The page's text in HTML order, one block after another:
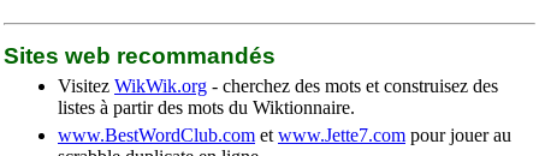
Sites web recommandés
Visitez WikWik.org - cherchez des mots et construisez des
listes à partir des mots du Wiktionnaire.
www.BestWordClub.com et www.Jette7.com pour jouer au